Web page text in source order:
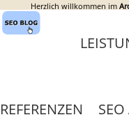
Herzlich willkommen im
REFERENZEN